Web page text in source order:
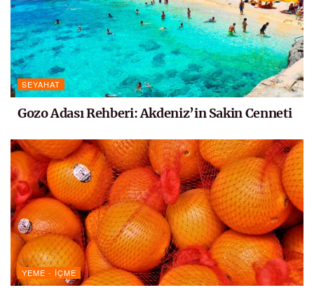
SEYAHAT
Gozo Adası Rehberi: Akdeniz’in Sakin Cenneti
YEME - İÇME